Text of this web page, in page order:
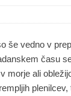
še vedno v
času
morje ali
plenilcev,